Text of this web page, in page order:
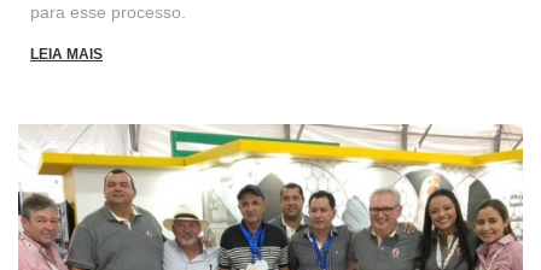
para esse processo.
LEIA MAIS